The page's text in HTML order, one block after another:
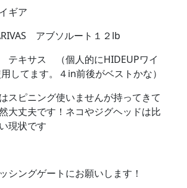
ギア
アブソルート１２lb
テキサス （個人的にHIDEUPワイ
してます。４in前後がベストかな）
スピニング使いませんが持ってきて
大丈夫です！ネコやジグヘッドは比
現状です
シングゲートにお願いします！